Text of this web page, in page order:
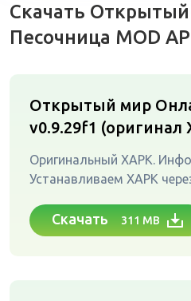
Скачать
Песочница MOD
Открытый мир
v0.9.29f1 (оригинал
Оригинальный XAPK.
Устанавливаем XAPK
Скачать 311 MB